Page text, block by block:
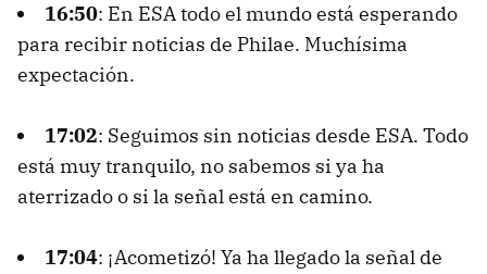
16:50: En ESA todo el mundo está esperando
para recibir noticias de Philae. Muchísima
expectación.
17:02: Seguimos sin noticias desde ESA. Todo
está muy tranquilo, no sabemos si ya ha
aterrizado o si la señal está en camino.
17:04: ¡Acometizó! Ya ha llegado la señal de